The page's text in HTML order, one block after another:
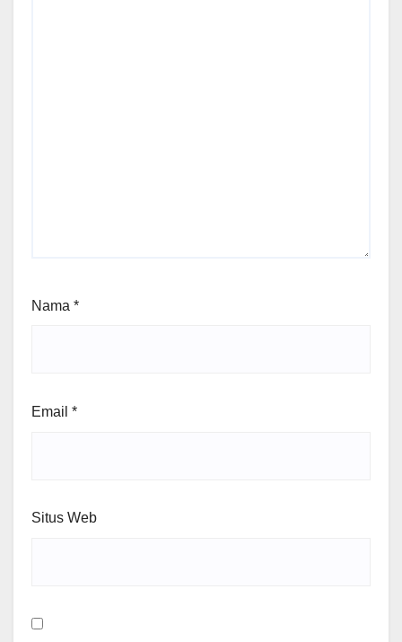
Nama *
Email *
Situs Web